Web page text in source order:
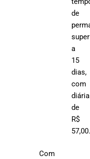
de
a
15
dias,
com
diária
de
R$
57,00.
Com